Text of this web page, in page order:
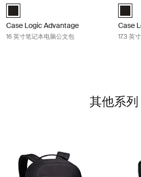
Case Logic Advantage 16" Laptop
Case Logic Advantage
16 英寸笔记本电脑公文包
Case
Case
17.3 英
其他系列